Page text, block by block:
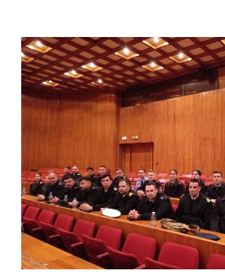
Επίσκεψη
της
144ης
και
145ης
Εκπαιδευτικής
Αναλυτών-
Προγραμματιστών
στη
Διεύθυνση
Δίωξης
Ηλεκτρονικού
Εγκλήματος